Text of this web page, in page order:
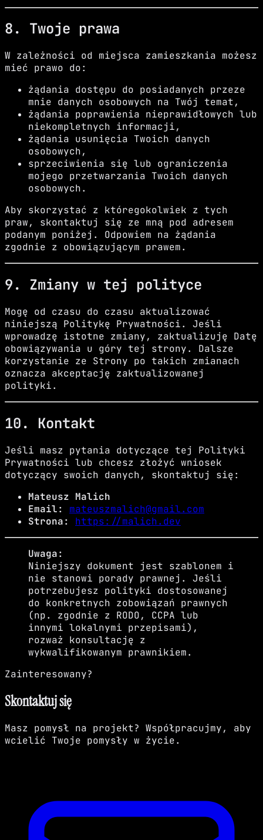
8. Twoje prawa
W zależności od miejsca zamieszkania możesz
mieć prawo do:
żądania dostępu do posiadanych przeze
mnie danych osobowych na Twój temat,
żądania poprawienia nieprawidłowych lub
niekompletnych informacji,
żądania usunięcia Twoich danych
osobowych,
sprzeciwienia się lub ograniczenia
mojego przetwarzania Twoich danych
osobowych.
Aby skorzystać z któregokolwiek z tych
praw, skontaktuj się ze mną pod adresem
podanym poniżej. Odpowiem na żądania
zgodnie z obowiązującym prawem.
9. Zmiany w tej polityce
Mogę od czasu do czasu aktualizować
niniejszą Politykę Prywatności. Jeśli
wprowadzę istotne zmiany, zaktualizuję Datę
obowiązywania u góry tej strony. Dalsze
korzystanie ze Strony po takich zmianach
oznacza akceptację zaktualizowanej
polityki.
10. Kontakt
Jeśli masz pytania dotyczące tej Polityki
Prywatności lub chcesz złożyć wniosek
dotyczący swoich danych, skontaktuj się:
Mateusz Malich
Email:
mateuszmalich@gmail.com
Strona:
https://malich.dev
Uwaga:
Niniejszy dokument jest szablonem i
nie stanowi porady prawnej. Jeśli
potrzebujesz polityki dostosowanej
do konkretnych zobowiązań prawnych
(np. zgodnie z RODO, CCPA lub
innymi lokalnymi przepisami),
rozważ konsultację z
wykwalifikowanym prawnikiem.
Zainteresowany?
Skontaktuj się
Masz pomysł na projekt? Współpracujmy, aby
wcielić Twoje pomysły w życie.